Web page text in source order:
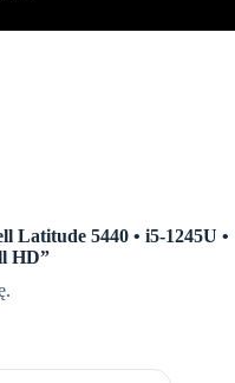
Latitude 5440 • i5-1245U •
HD”